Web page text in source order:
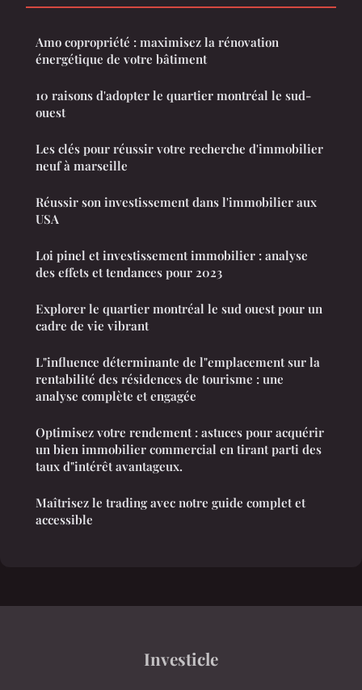
Amo copropriété : maximisez la rénovation
énergétique de votre bâtiment
10 raisons d'adopter le quartier montréal le sud-
ouest
Les clés pour réussir votre recherche d'immobilier
neuf à marseille
Réussir son investissement dans l'immobilier aux
USA
Loi pinel et investissement immobilier : analyse
des effets et tendances pour 2023
Explorer le quartier montréal le sud ouest pour un
cadre de vie vibrant
L"influence déterminante de l"emplacement sur la
rentabilité des résidences de tourisme : une
analyse complète et engagée
Optimisez votre rendement : astuces pour acquérir
un bien immobilier commercial en tirant parti des
taux d"intérêt avantageux.
Maîtrisez le trading avec notre guide complet et
accessible
Investicle